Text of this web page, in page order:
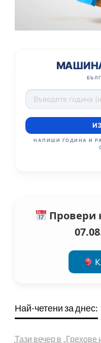
НАПИШИ ГОДИНА И
Провери
Най-четени за днес:
Тази вечер в „Грехове